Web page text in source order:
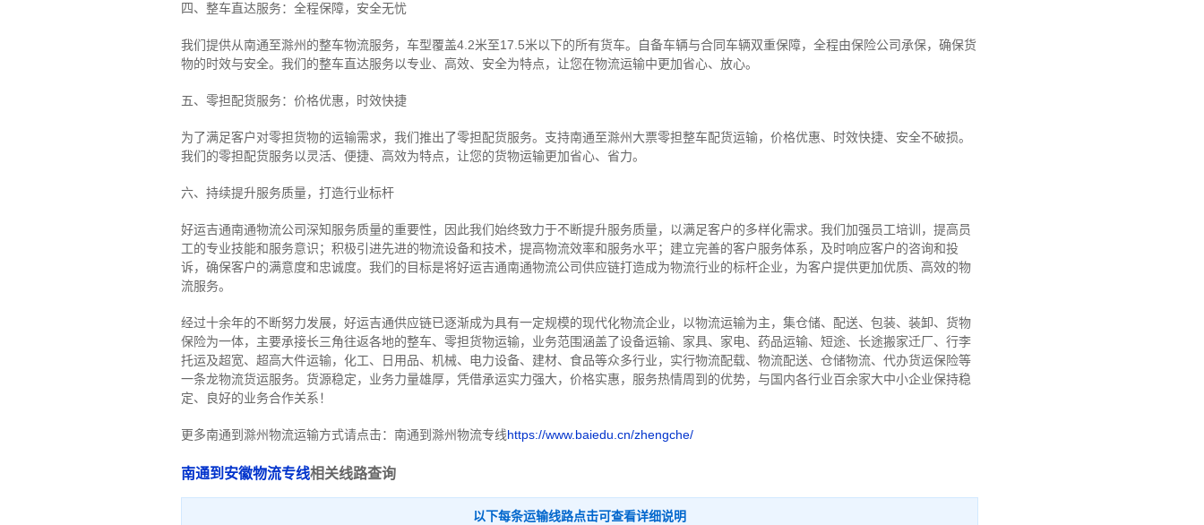
四、整车直达服务：全程保障，安全无忧
我们提供从南通至滁州的整车物流服务，车型覆盖4.2米至17.5米以下的所有货车。自备车辆与合同车辆双重保障，全程由保险公司承保，确保货
物的时效与安全。我们的整车直达服务以专业、高效、安全为特点，让您在物流运输中更加省心、放心。
五、零担配货服务：价格优惠，时效快捷
为了满足客户对零担货物的运输需求，我们推出了零担配货服务。支持南通至滁州大票零担整车配货运输，价格优惠、时效快捷、安全不破损。
我们的零担配货服务以灵活、便捷、高效为特点，让您的货物运输更加省心、省力。
六、持续提升服务质量，打造行业标杆
好运吉通南通物流公司深知服务质量的重要性，因此我们始终致力于不断提升服务质量，以满足客户的多样化需求。我们加强员工培训，提高员
工的专业技能和服务意识；积极引进先进的物流设备和技术，提高物流效率和服务水平；建立完善的客户服务体系，及时响应客户的咨询和投
诉，确保客户的满意度和忠诚度。我们的目标是将好运吉通南通物流公司供应链打造成为物流行业的标杆企业，为客户提供更加优质、高效的物
流服务。
经过十余年的不断努力发展，好运吉通供应链已逐渐成为具有一定规模的现代化物流企业，以物流运输为主，集仓储、配送、包装、装卸、货物
保险为一体，主要承接长三角往返各地的整车、零担货物运输，业务范围涵盖了设备运输、家具、家电、药品运输、短途、长途搬家迁厂、行李
托运及超宽、超高大件运输，化工、日用品、机械、电力设备、建材、食品等众多行业，实行物流配载、物流配送、仓储物流、代办货运保险等
一条龙物流货运服务。货源稳定，业务力量雄厚，凭借承运实力强大，价格实惠，服务热情周到的优势，与国内各行业百余家大中小企业保持稳
定、良好的业务合作关系！
更多南通到滁州物流运输方式请点击：南通到滁州物流专线https://www.baiedu.cn/zhengche/
南通到安徽物流专线相关线路查询
以下每条运输线路点击可查看详细说明